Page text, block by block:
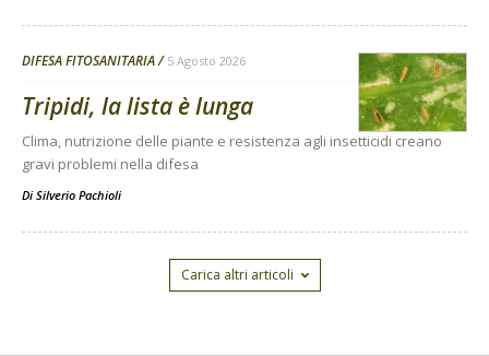
DIFESA FITOSANITARIA 5 Agosto 2026
Tripidi, la lista è lunga
Clima, nutrizione delle piante e resistenza agli insetticidi creano
gravi problemi nella difesa
Di Silverio Pachioli
Carica altri articoli